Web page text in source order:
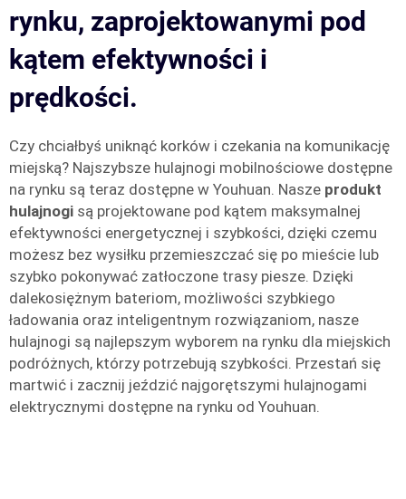
rynku, zaprojektowanymi pod
kątem efektywności i
prędkości.
Czy chciałbyś uniknąć korków i czekania na komunikację
miejską? Najszybsze hulajnogi mobilnościowe dostępne
na rynku są teraz dostępne w Youhuan. Nasze produkt
hulajnogi są projektowane pod kątem maksymalnej
efektywności energetycznej i szybkości, dzięki czemu
możesz bez wysiłku przemieszczać się po mieście lub
szybko pokonywać zatłoczone trasy piesze. Dzięki
dalekosiężnym bateriom, możliwości szybkiego
ładowania oraz inteligentnym rozwiązaniom, nasze
hulajnogi są najlepszym wyborem na rynku dla miejskich
podróżnych, którzy potrzebują szybkości. Przestań się
martwić i zacznij jeździć najgorętszymi hulajnogami
elektrycznymi dostępne na rynku od Youhuan.